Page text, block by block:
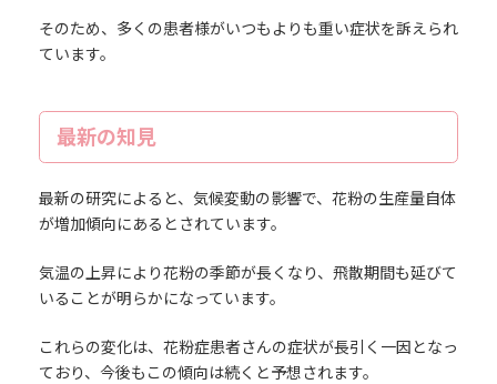
そのため、多くの患者様がいつもよりも重い症状を訴えられ
ています。
最新の知見
最新の研究によると、気候変動の影響で、花粉の生産量自体
が増加傾向にあるとされています。
気温の上昇により花粉の季節が長くなり、飛散期間も延びて
いることが明らかになっています。
これらの変化は、花粉症患者さんの症状が長引く一因となっ
ており、今後もこの傾向は続くと予想されます。